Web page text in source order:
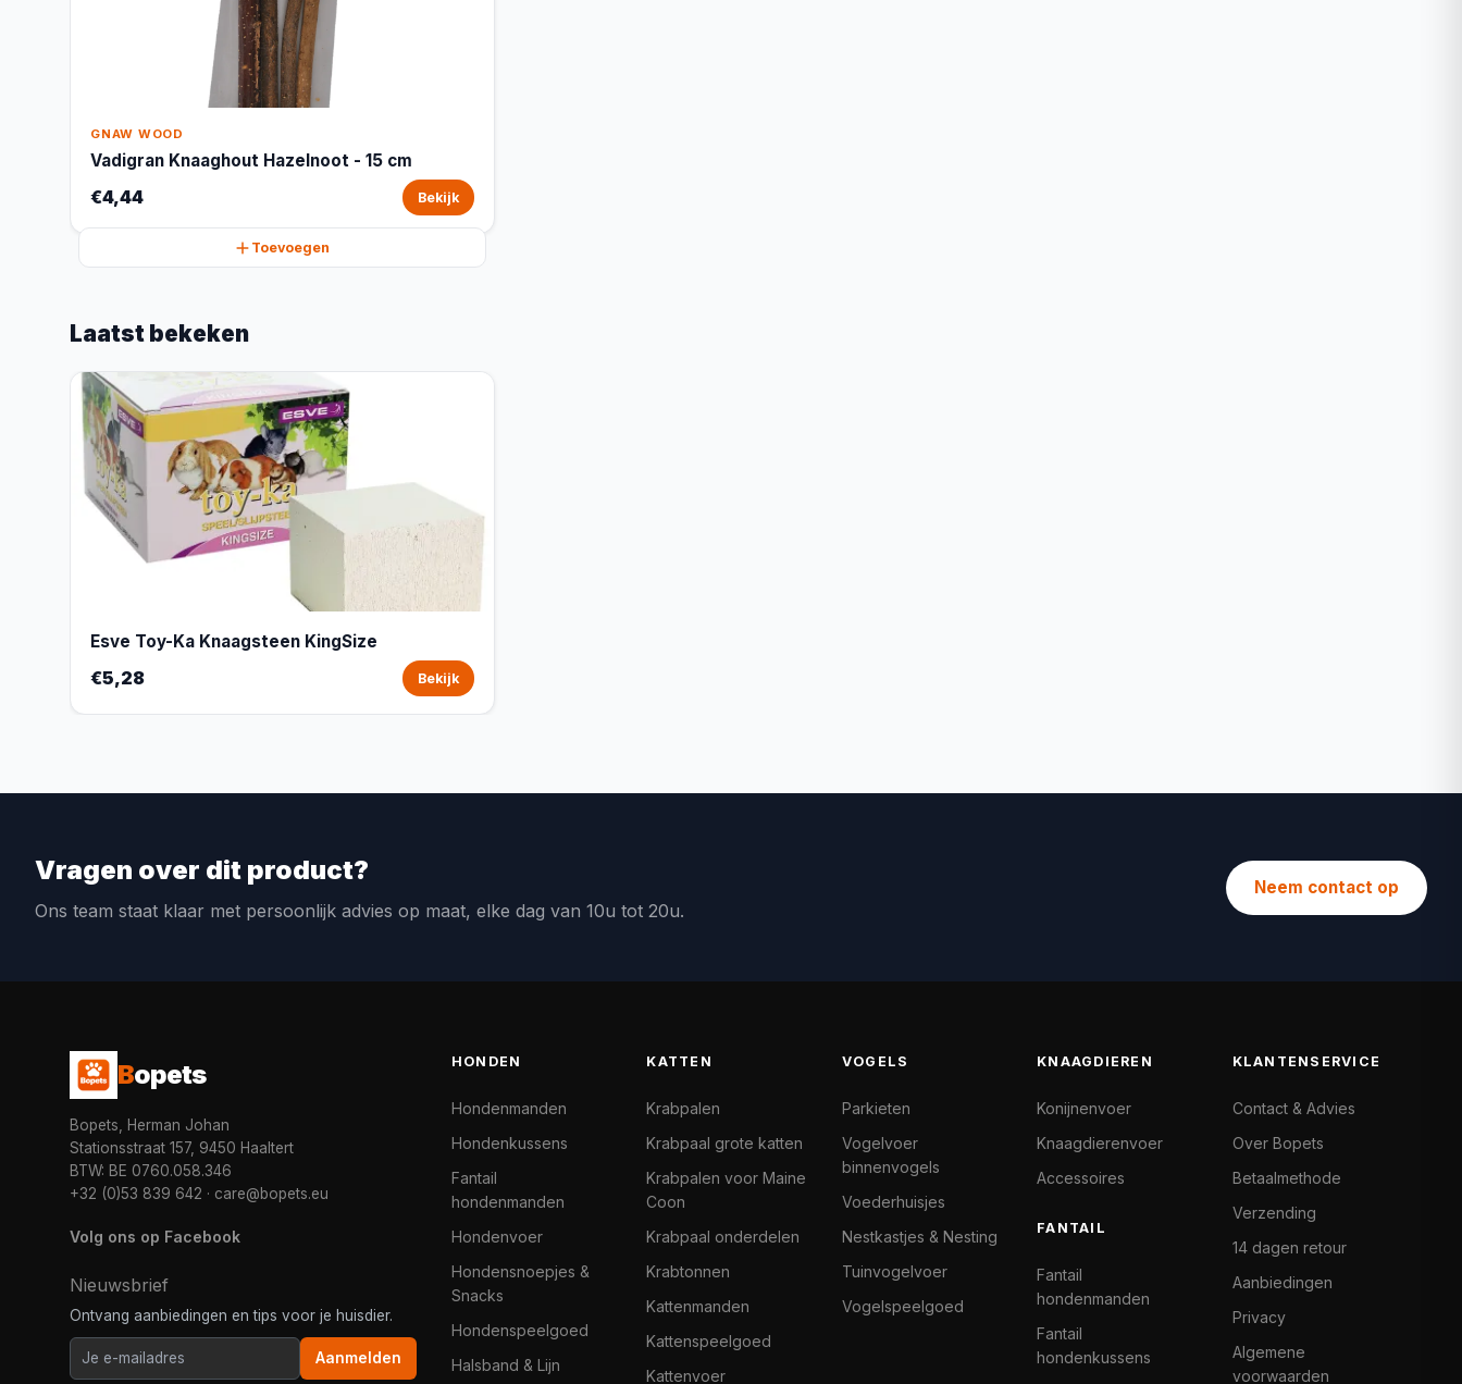
GNAW WOOD
Vadigran Knaaghout Hazelnoot - 15 cm
€4,44 Bekijk
Toevoegen
Laatst bekeken
Esve Toy-Ka Knaagsteen KingSize
€5,28 Bekijk
Vragen over dit product?
Ons team staat klaar met persoonlijk advies op maat, elke dag van 10u tot 20u.
Neem contact op
Bopets
Bopets, Herman Johan
Stationsstraat 157, 9450 Haaltert
BTW: BE 0760.058.346
+32 (0)53 839 642 · care@bopets.eu
Volg ons op Facebook
Nieuwsbrief
Ontvang aanbiedingen en tips voor je huisdier.
Aanmelden
HONDEN
Hondenmanden
Hondenkussens
Fantail
hondenmanden
Hondenvoer
Hondensnoepjes &
Snacks
Hondenspeelgoed
Halsband & Lijn
KATTEN
Krabpalen
Krabpaal grote katten
Krabpalen voor Maine
Coon
Krabpaal onderdelen
Krabtonnen
Kattenmanden
Kattenspeelgoed
Kattenvoer
VOGELS
Parkieten
Vogelvoer
binnenvogels
Voederhuisjes
Nestkastjes & Nesting
Tuinvogelvoer
Vogelspeelgoed
KNAAGDIEREN
Konijnenvoer
Knaagdierenvoer
Accessoires
FANTAIL
Fantail
hondenmanden
Fantail
hondenkussens
KLANTENSERVICE
Contact & Advies
Over Bopets
Betaalmethode
Verzending
14 dagen retour
Aanbiedingen
Privacy
Algemene
voorwaarden